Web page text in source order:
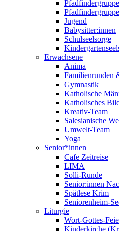
Jugend
Babysitter:innen
Schulseelsorge
Erwachsene
Anima
Familienrunden
Gymnastik
Katholische
Katholisches
Kreativ-Team
Salesianische
Umwelt-Team
Yoga
Senior*innen
Cafe Zeitreise
LIMA
Solli-Runde
Senior:innen
Spätlese Krim
Seniorenheim-
Liturgie
Wort-Gottes-
Kinderkirche